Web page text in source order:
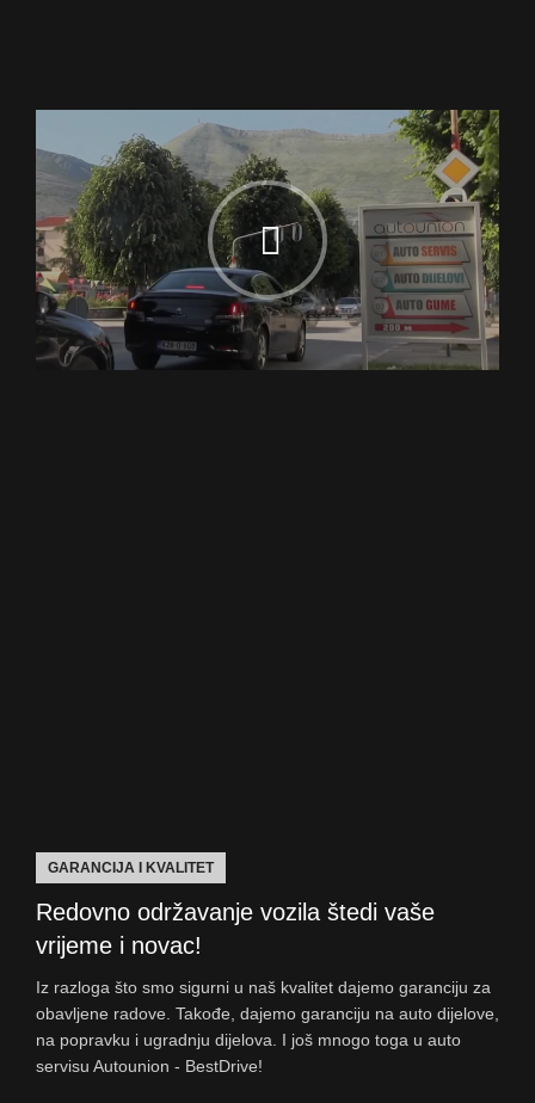
GARANCIJA I KVALITET
Redovno održavanje vozila štedi vaše
vrijeme i novac!
Iz razloga što smo sigurni u naš kvalitet dajemo garanciju za
obavljene radove. Takođe, dajemo garanciju na auto dijelove,
na popravku i ugradnju dijelova. I još mnogo toga u auto
servisu Autounion - BestDrive!